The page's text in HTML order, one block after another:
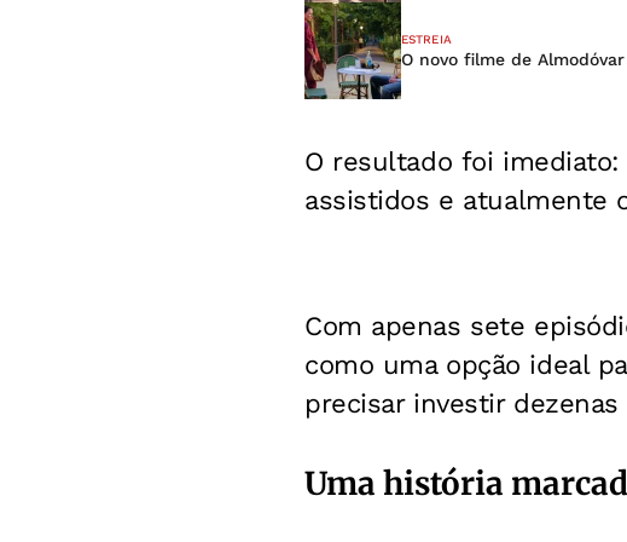
ESTREIA
O novo filme de
O resultado foi
assistidos e atualmente
Com apenas sete
como uma opção ideal
precisar investir
Uma história